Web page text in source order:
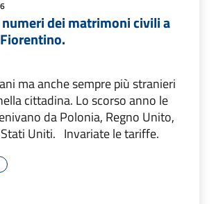
numeri dei matrimoni civili a
ma anche sempre più stranieri
cittadina. Lo scorso anno le
da Polonia, Regno Unito,
Stati Uniti. Invariate le tariffe.